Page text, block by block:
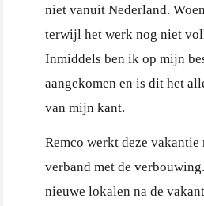
niet vanuit Nederland.
terwijl het werk nog niet
Inmiddels ben ik op mijn
aangekomen en is dit het
van mijn kant.
Remco werkt deze vakantie
verband met de
nieuwe lokalen na de